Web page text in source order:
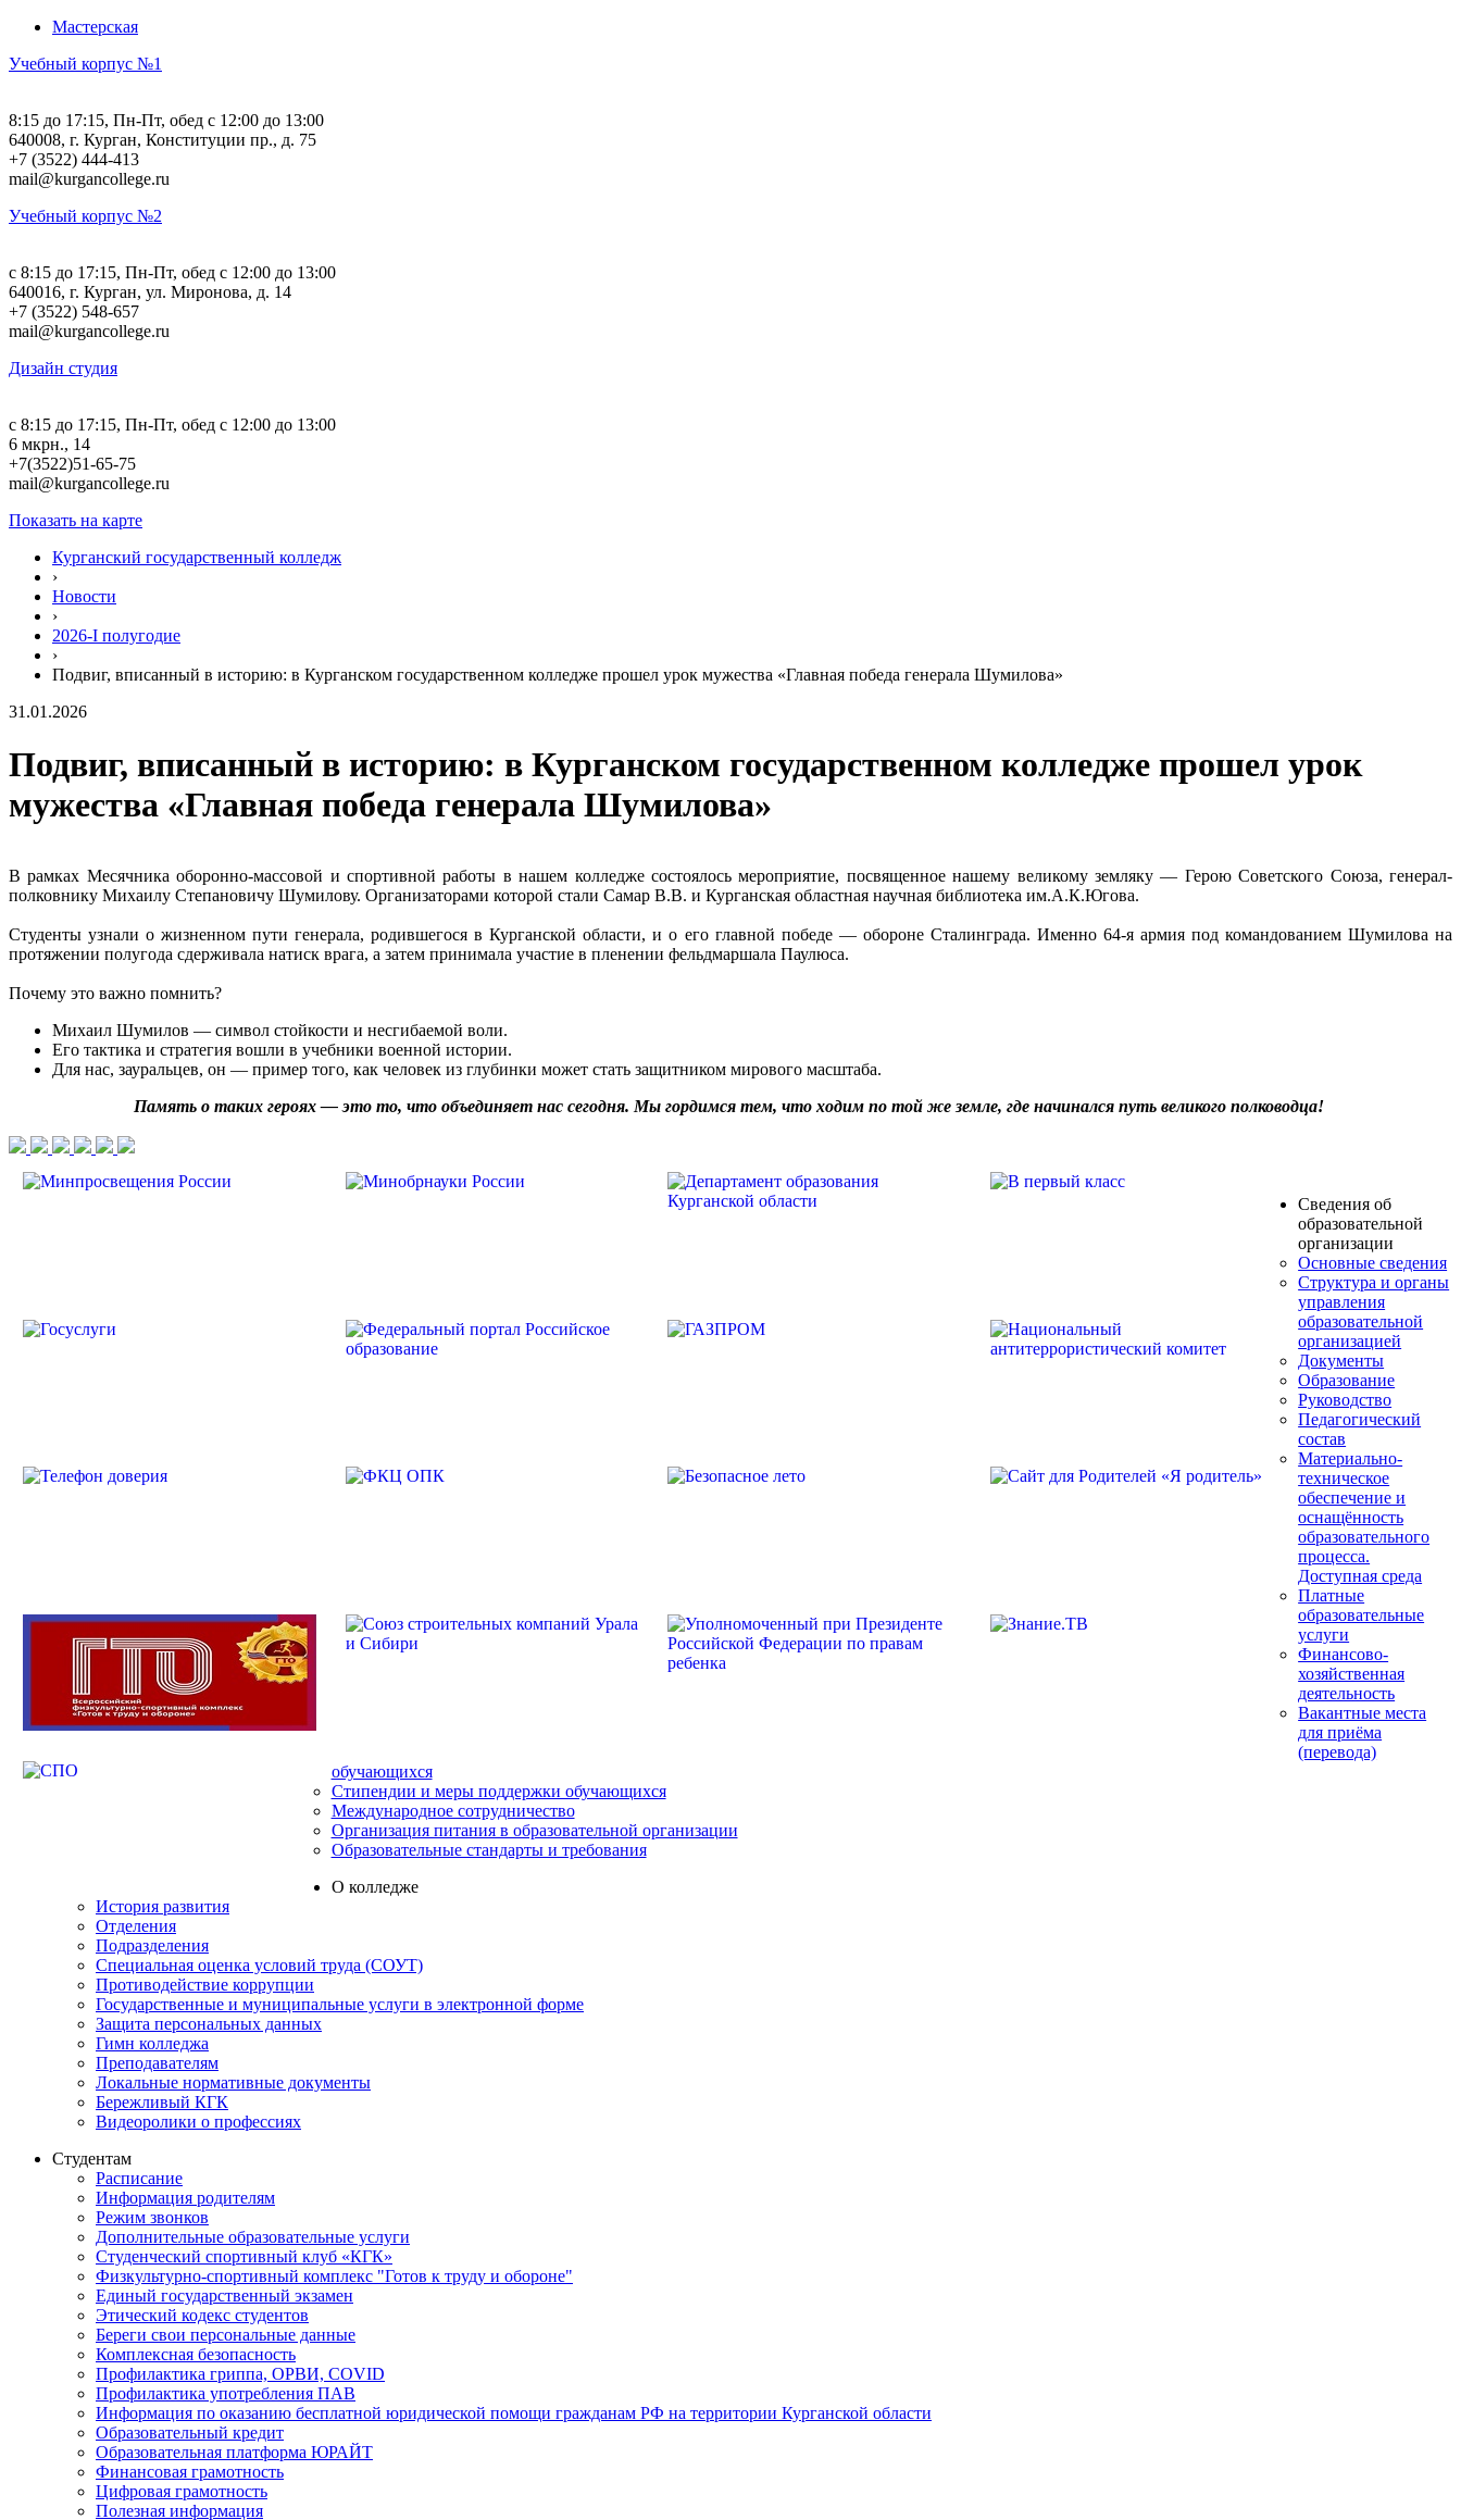
Мастерская
Учебный корпус №1
8:15 до 17:15, Пн-Пт, обед с 12:00 до 13:00
640008, г. Курган, Конституции пр., д. 75
+7 (3522) 444-413
mail@kurgancollege.ru
Учебный корпус №2
c 8:15 до 17:15, Пн-Пт, обед с 12:00 до 13:00
640016, г. Курган, ул. Миронова, д. 14
+7 (3522) 548-657
mail@kurgancollege.ru
Дизайн студия
c 8:15 до 17:15, Пн-Пт, обед с 12:00 до 13:00
6 мкрн., 14
+7(3522)51-65-75
mail@kurgancollege.ru
Показать на карте
Курганский государственный колледж
›
Новости
›
2026-I полугодие
›
Подвиг, вписанный в историю: в Курганском государственном колледже прошел урок мужества «Главная победа генерала Шумилова»
31.01.2026
Подвиг, вписанный в историю: в Курганском государственном колледже прошел урок
мужества «Главная победа генерала Шумилова»
В рамках Месячника оборонно-массовой и спортивной работы в нашем колледже состоялось мероприятие, посвященное нашему великому земляку — Герою Советского Союза, генерал-
полковнику Михаилу Степановичу Шумилову. Организаторами которой стали Самар В.В. и Курганская областная научная библиотека им.А.К.Югова.
Студенты узнали о жизненном пути генерала, родившегося в Курганской области, и о его главной победе — обороне Сталинграда. Именно 64-я армия под командованием Шумилова на
протяжении полугода сдерживала натиск врага, а затем принимала участие в пленении фельдмаршала Паулюса.
Почему это важно помнить?
Михаил Шумилов — символ стойкости и несгибаемой воли.
Его тактика и стратегия вошли в учебники военной истории.
Для нас, зауральцев, он — пример того, как человек из глубинки может стать защитником мирового масштаба.
Память о таких героях — это то, что объединяет нас сегодня. Мы гордимся тем, что ходим по той же земле, где начинался путь великого полководца!
Сведения об
образовательной
организации
Основные сведения
Структура и органы
управления
образовательной
организацией
Документы
Образование
Руководство
Педагогический
состав
Материально-
техническое
обеспечение и
оснащённость
образовательного
процесса.
Доступная среда
Платные
образовательные
услуги
Финансово-
хозяйственная
деятельность
Вакантные места
для приёма
(перевода)
обучающихся
Стипендии и меры поддержки обучающихся
Международное сотрудничество
Организация питания в образовательной организации
Образовательные стандарты и требования
О колледже
История развития
Отделения
Подразделения
Специальная оценка условий труда (СОУТ)
Противодействие коррупции
Государственные и муниципальные услуги в электронной форме
Защита персональных данных
Гимн колледжа
Преподавателям
Локальные нормативные документы
Бережливый КГК
Видеоролики о профессиях
Студентам
Расписание
Информация родителям
Режим звонков
Дополнительные образовательные услуги
Студенческий спортивный клуб «КГК»
Физкультурно-спортивный комплекс "Готов к труду и обороне"
Единый государственный экзамен
Этический кодекс студентов
Береги свои персональные данные
Комплексная безопасность
Профилактика гриппа, ОРВИ, COVID
Профилактика употребления ПАВ
Информация по оказанию бесплатной юридической помощи гражданам РФ на территории Курганской области
Образовательный кредит
Образовательная платформа ЮРАЙТ
Финансовая грамотность
Цифровая грамотность
Полезная информация